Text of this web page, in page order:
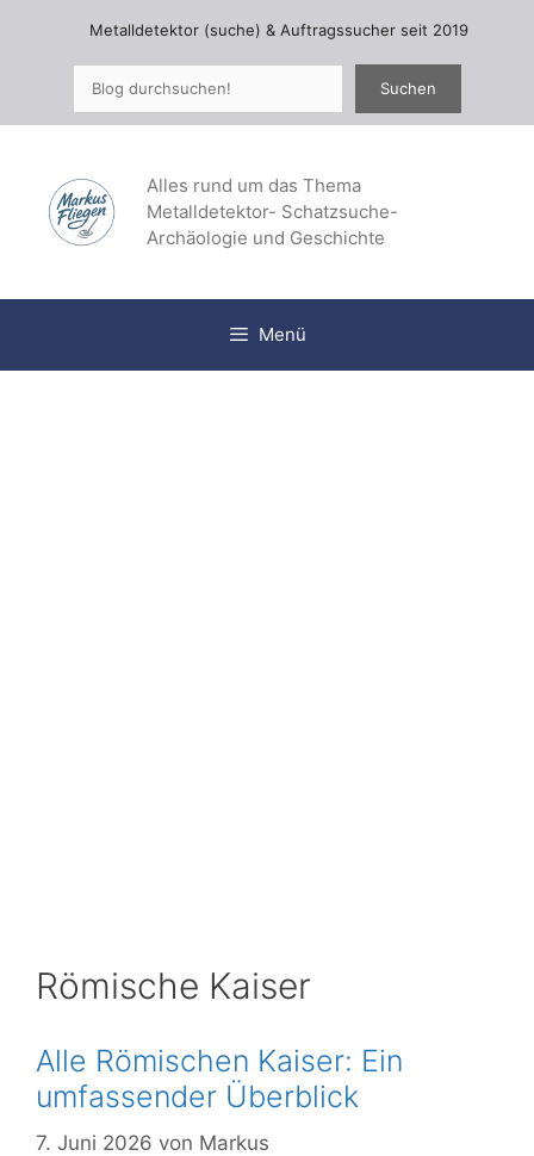
springen
Metalldetektor (suche) & Auftragssucher seit 2019
Suchen
Alles rund um das Thema
Metalldetektor- Schatzsuche-
Archäologie und Geschichte
Menü
Römische Kaiser
Alle Römischen Kaiser: Ein
umfassender Überblick
7. Juni 2026 von Markus